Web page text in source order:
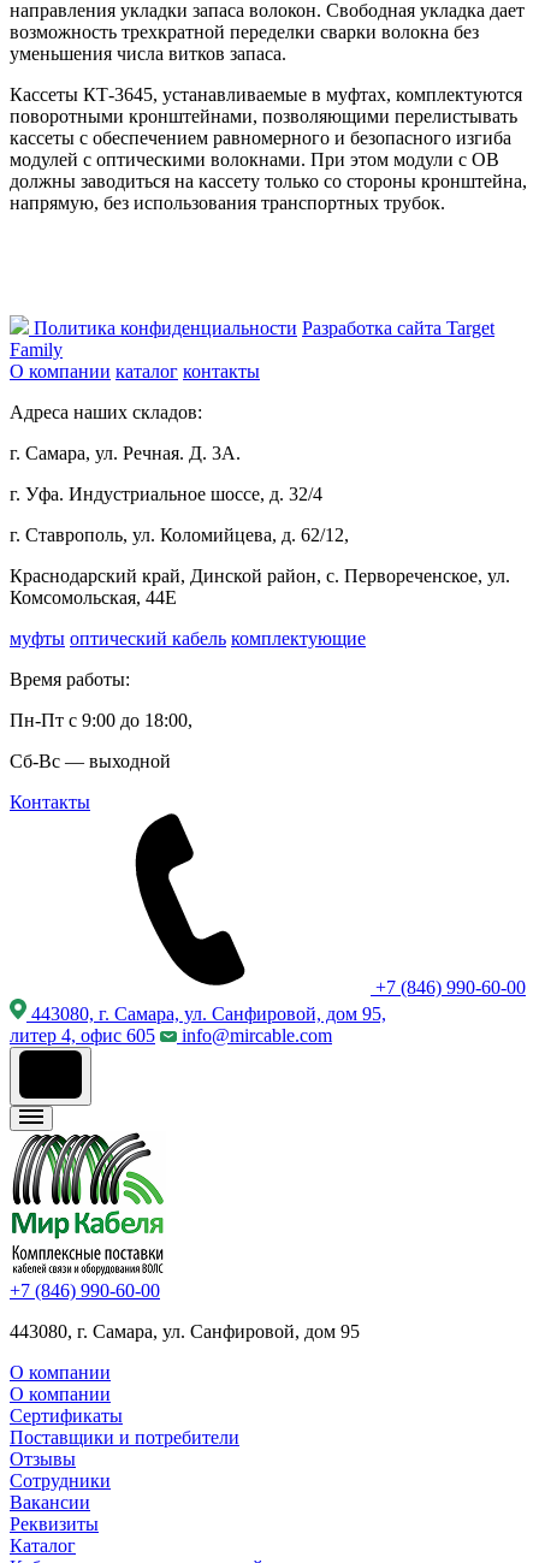
направления укладки запаса волокон. Свободная укладка дает
возможность трехкратной переделки сварки волокна без
уменьшения числа витков запаса.
Кассеты КТ-3645, устанавливаемые в муфтах, комплектуются
поворотными кронштейнами, позволяющими перелистывать
кассеты с обеспечением равномерного и безопасного изгиба
модулей с оптическими волокнами. При этом модули с ОВ
должны заводиться на кассету только со стороны кронштейна,
напрямую, без использования транспортных трубок.
Политика конфиденциальности Разработка сайта Target
Family
О компании каталог контакты
Адреса наших складов:
г. Самара, ул. Речная. Д. 3А.
г. Уфа. Индустриальное шоссе, д. 32/4
г. Ставрополь, ул. Коломийцева, д. 62/12,
Краснодарский край, Динской район, с. Первореченское, ул.
Комсомольская, 44Е
муфты оптический кабель комплектующие
Время работы:
Пн-Пт с 9:00 до 18:00,
Сб-Вс — выходной
Контакты
+7 (846) 990-60-00
443080, г. Самара, ул. Санфировой, дом 95,
литер 4, офис 605
info@mircable.com
+7 (846) 990-60-00
443080, г. Самара, ул. Санфировой, дом 95
О компании
О компании
Сертификаты
Поставщики и потребители
Отзывы
Сотрудники
Вакансии
Реквизиты
Каталог